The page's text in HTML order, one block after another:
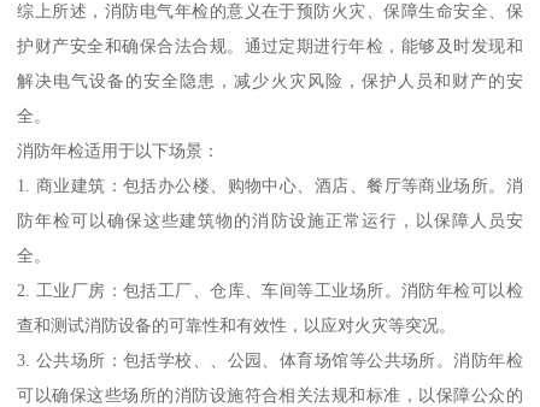
综上所述，消防电气年检的意义在于预防火灾、保障生命安全、保
护财产安全和确保合法合规。通过定期进行年检，能够及时发现和
解决电气设备的安全隐患，减少火灾风险，保护人员和财产的安
全。
消防年检适用于以下场景：
1. 商业建筑：包括办公楼、购物中心、酒店、餐厅等商业场所。消
防年检可以确保这些建筑物的消防设施正常运行，以保障人员安
全。
2. 工业厂房：包括工厂、仓库、车间等工业场所。消防年检可以检
查和测试消防设备的可靠性和有效性，以应对火灾等突况。
3. 公共场所：包括学校、、公园、体育场馆等公共场所。消防年检
可以确保这些场所的消防设施符合相关法规和标准，以保障公众的